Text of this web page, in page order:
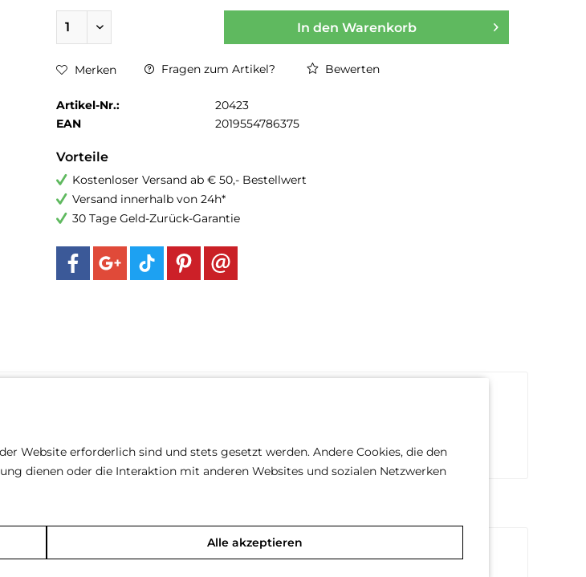
In den Warenkorb
Merken Fragen zum Artikel? Bewerten
Artikel-Nr.:
20423
EAN
2019554786375
Vorteile
Kostenloser Versand ab € 50,- Bestellwert
Versand innerhalb von 24h*
30 Tage Geld-Zurück-Garantie
Website erforderlich sind und stets gesetzt werden. Andere Cookies, die den
dienen oder die Interaktion mit anderen Websites und sozialen Netzwerken
Alle akzeptieren